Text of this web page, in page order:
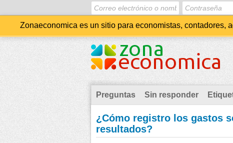
Zonaeconomica es un sitio para economistas, contadores,
Preguntas Sin responder
¿Cómo registro los gastos
resultados?